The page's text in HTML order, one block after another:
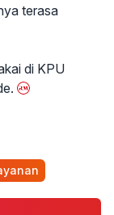
terasa
di KPU